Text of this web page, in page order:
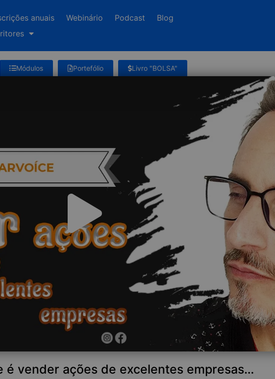
anuais Webinário Podcast
Blog
Módulos Portefólio Livro "BOLSA"
é vender ações de excelentes empresas…